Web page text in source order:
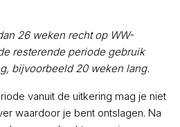
26 weken recht op WW-
resterende periode gebruik
bijvoorbeeld 20 weken lang.
vanuit de uitkering mag je niet
waardoor je bent ontslagen. Na